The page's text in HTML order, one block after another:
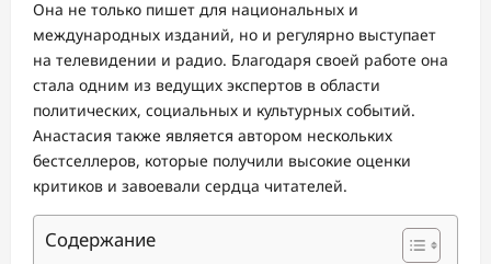
Она не только пишет для национальных и
международных изданий, но и регулярно выступает
на телевидении и радио. Благодаря своей работе она
стала одним из ведущих экспертов в области
политических, социальных и культурных событий.
Анастасия также является автором нескольких
бестселлеров, которые получили высокие оценки
критиков и завоевали сердца читателей.
Содержание